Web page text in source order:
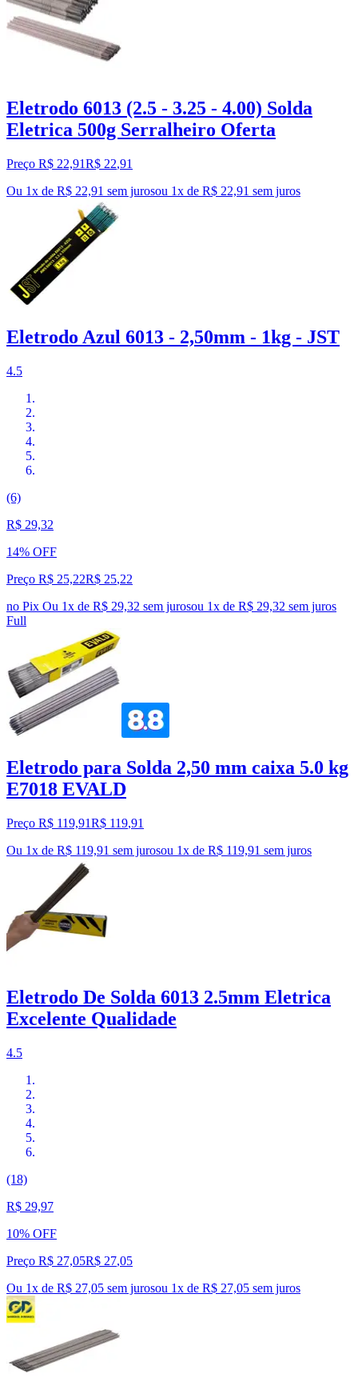
Eletrodo 6013 (2.5 - 3.25 - 4.00) Solda
Eletrica 500g Serralheiro Oferta
Preço R$ 22,91R$ 22,91
Ou 1x de R$ 22,91 sem jurosou 1x de R$ 22,91 sem juros
Eletrodo Azul 6013 - 2,50mm - 1kg - JST
4.5
(6)
R$ 29,32
14% OFF
Preço R$ 25,22R$ 25,22
no Pix Ou 1x de R$ 29,32 sem jurosou 1x de R$ 29,32 sem juros
Full
Eletrodo para Solda 2,50 mm caixa 5.0 kg
E7018 EVALD
Preço R$ 119,91R$ 119,91
Ou 1x de R$ 119,91 sem jurosou 1x de R$ 119,91 sem juros
Eletrodo De Solda 6013 2.5mm Eletrica
Excelente Qualidade
4.5
(18)
R$ 29,97
10% OFF
Preço R$ 27,05R$ 27,05
Ou 1x de R$ 27,05 sem jurosou 1x de R$ 27,05 sem juros